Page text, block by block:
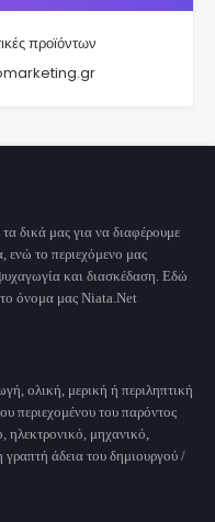
προϊόντων
δικά μας για να διαφέρουμε
ενώ το περιεχόμενο μας
και διασκέδαση. Εδώ
το όνομα μας Niata.Net
ολική, μερική ή περιληπτική
περιεχομένου του παρόντος
ηλεκτρονικό, μηχανικό,
άδεια του δημιουργού /